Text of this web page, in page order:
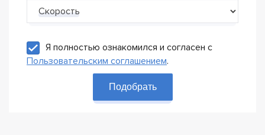
Скорость
Я полностью ознакомился и согласен с
Пользовательским соглашением.
Подобрать